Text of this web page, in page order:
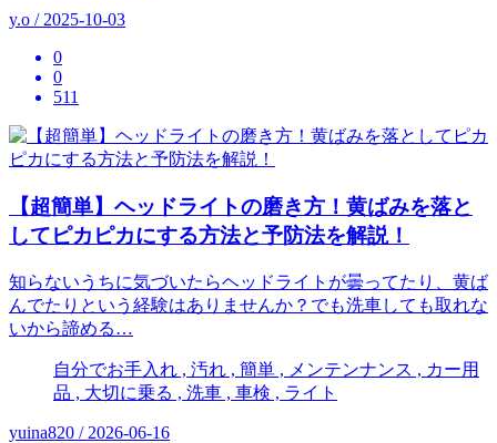
y.o / 2025-10-03
0
0
511
【超簡単】ヘッドライトの磨き方！黄ばみを落と
してピカピカにする方法と予防法を解説！
知らないうちに気づいたらヘッドライトが曇ってたり、黄ば
んでたりという経験はありませんか？でも洗車しても取れな
いから諦める…
自分でお手入れ , 汚れ , 簡単 , メンテンナンス , カー用
品 , 大切に乗る , 洗車 , 車検 , ライト
yuina820 / 2026-06-16